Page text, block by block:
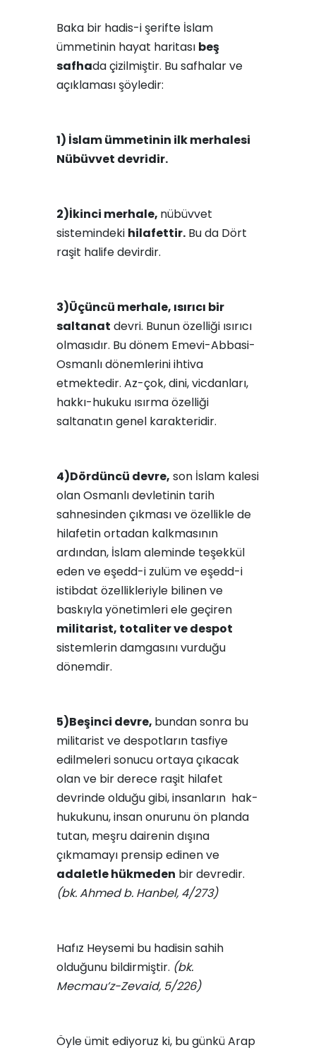
Baka bir hadis-i şerifte İslam
ümmetinin hayat haritası beş
safhada çizilmiştir. Bu safhalar ve
açıklaması şöyledir:
1) İslam ümmetinin ilk merhalesi
Nübüvvet devridir.
2)İkinci merhale, nübüvvet
sistemindeki hilafettir. Bu da Dört
raşit halife devirdir.
3)Üçüncü merhale, ısırıcı bir
saltanat devri. Bunun özelliği ısırıcı
olmasıdır. Bu dönem Emevi-Abbasi-
Osmanlı dönemlerini ihtiva
etmektedir. Az-çok, dini, vicdanları,
hakkı-hukuku ısırma özelliği
saltanatın genel karakteridir.
4)Dördüncü devre, son İslam kalesi
olan Osmanlı devletinin tarih
sahnesinden çıkması ve özellikle de
hilafetin ortadan kalkmasının
ardından, İslam aleminde teşekkül
eden ve eşedd-i zulüm ve eşedd-i
istibdat özellikleriyle bilinen ve
baskıyla yönetimleri ele geçiren
militarist, totaliter ve despot
sistemlerin damgasını vurduğu
dönemdir.
5)Beşinci devre, bundan sonra bu
militarist ve despotların tasfiye
edilmeleri sonucu ortaya çıkacak
olan ve bir derece raşit hilafet
devrinde olduğu gibi, insanların hak-
hukukunu, insan onurunu ön planda
tutan, meşru dairenin dışına
çıkmamayı prensip edinen ve
adaletle hükmeden bir devredir.
(bk. Ahmed b. Hanbel, 4/273)
Hafız Heysemi bu hadisin sahih
olduğunu bildirmiştir. (bk.
Mecmau’z-Zevaid, 5/226)
Öyle ümit ediyoruz ki, bu günkü Arap